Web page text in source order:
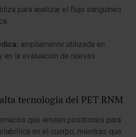
para analizar el flujo sanguíneo
ampliamente utilizada en
la evaluación de nuevas
tecnología del PET RNM
que emiten positrones para
en el cuerpo, mientras que